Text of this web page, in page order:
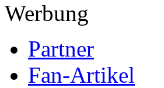
Werbung
Partner
Fan-Artikel